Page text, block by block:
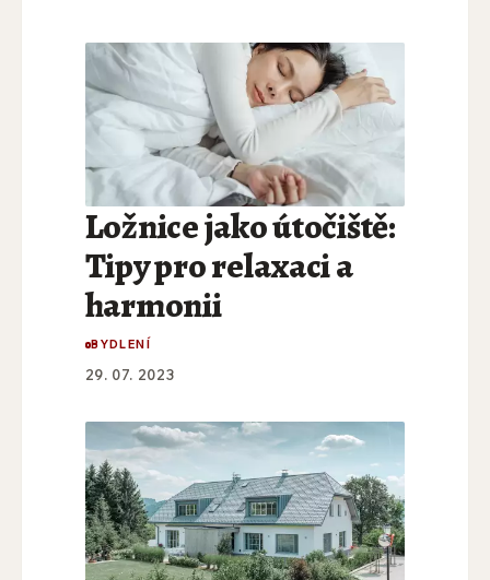
Ložnice jako útočiště:
Tipy pro relaxaci a
harmonii
BYDLENÍ
29. 07. 2023